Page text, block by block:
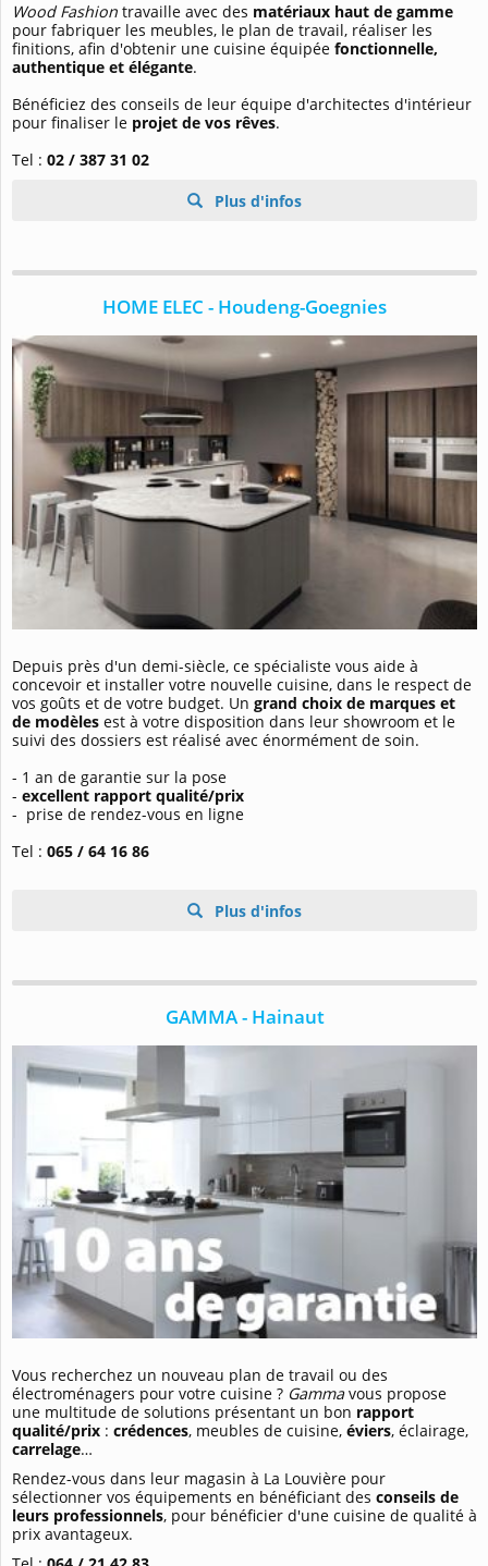
Wood Fashion travaille avec des matériaux haut de gamme
pour fabriquer les meubles, le plan de travail, réaliser les
finitions, afin d'obtenir une cuisine équipée fonctionnelle,
authentique et élégante.
Bénéficiez des conseils de leur équipe d'architectes d'intérieur
pour finaliser le projet de vos rêves.
Tel : 02 / 387 31 02
Plus d'infos
HOME ELEC - Houdeng-Goegnies
Depuis près d'un demi-siècle, ce spécialiste vous aide à
concevoir et installer votre nouvelle cuisine, dans le respect de
vos goûts et de votre budget. Un grand choix de marques et
de modèles est à votre disposition dans leur showroom et le
suivi des dossiers est réalisé avec énormément de soin.
- 1 an de garantie sur la pose
- excellent rapport qualité/prix
- prise de rendez-vous en ligne
Tel : 065 / 64 16 86
Plus d'infos
GAMMA - Hainaut
Vous recherchez un nouveau plan de travail ou des
électroménagers pour votre cuisine ? Gammavous propose
une multitude de solutions présentant un bon rapport
qualité/prix : crédences, meubles de cuisine, éviers, éclairage,
carrelage…
Rendez-vous dans leur magasin à La Louvière pour
sélectionner vos équipements en bénéficiant des conseils de
leurs professionnels, pour bénéficier d'une cuisine de qualité à
prix avantageux.